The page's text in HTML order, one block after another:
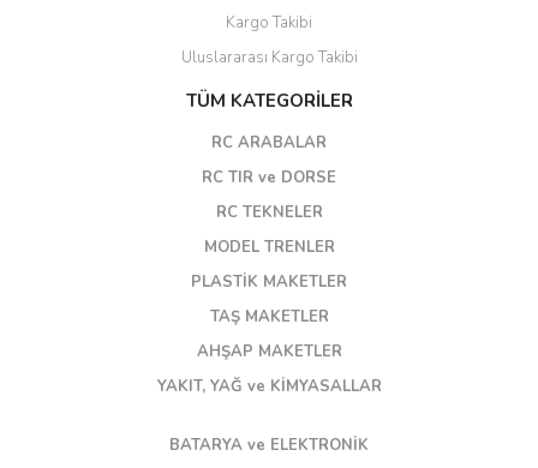
Kargo Takibi
Uluslararası Kargo Takibi
TÜM KATEGORİLER
RC ARABALAR
RC TIR ve DORSE
RC TEKNELER
MODEL TRENLER
PLASTİK MAKETLER
TAŞ MAKETLER
AHŞAP MAKETLER
YAKIT, YAĞ ve KİMYASALLAR
BATARYA ve ELEKTRONİK